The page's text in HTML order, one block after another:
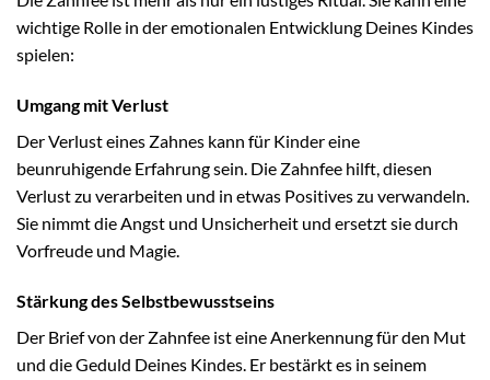
wichtige Rolle in der emotionalen Entwicklung Deines Kindes
spielen:
Umgang mit Verlust
Der Verlust eines Zahnes kann für Kinder eine
beunruhigende Erfahrung sein. Die Zahnfee hilft, diesen
Verlust zu verarbeiten und in etwas Positives zu verwandeln.
Sie nimmt die Angst und Unsicherheit und ersetzt sie durch
Vorfreude und Magie.
Stärkung des Selbstbewusstseins
Der Brief von der Zahnfee ist eine Anerkennung für den Mut
und die Geduld Deines Kindes. Er bestärkt es in seinem